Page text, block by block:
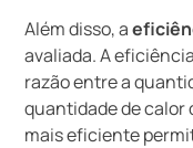
Além disso, a
avaliada. A
razão entre a
quantidade de calor
mais eficiente